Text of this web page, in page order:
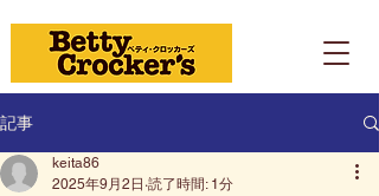
記事
keita86
2025年9月2日 読了時間: 1分